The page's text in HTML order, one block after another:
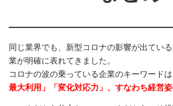
同じ業界でも、新型コロナの影響が出てい
業が明確に表れてきました。
コロナの波の乗っている企業のキーワードは
最大利用」「変化対応力」、すなわち経営